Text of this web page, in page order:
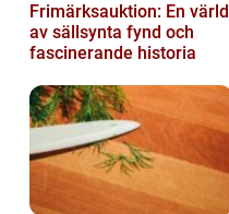
Frimärksauktion: En värld
av sällsynta fynd och
fascinerande historia